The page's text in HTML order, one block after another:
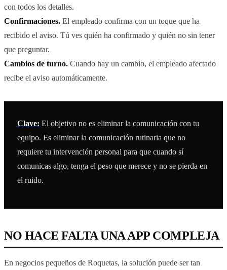
con todos los detalles.
Confirmaciones. El empleado confirma con un toque que ha
recibido el aviso. Tú ves quién ha confirmado y quién no sin tener
que preguntar.
Cambios de turno. Cuando hay un cambio, el empleado afectado
recibe el aviso automáticamente.
Clave: El objetivo no es eliminar la comunicación con tu
equipo. Es eliminar la comunicación rutinaria que no
requiere tu intervención personal para que cuando sí
comunicas algo, tenga el peso que merece y no se pierda en
el ruido.
NO HACE FALTA UNA APP COMPLEJA
En negocios pequeños de Roquetas, la solución puede ser tan